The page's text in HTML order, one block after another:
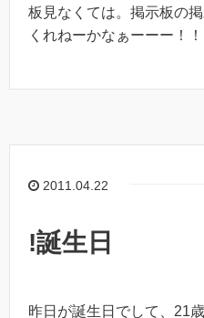
板見なくては。掲示板の
くれねーかなぁーーー！！
2011.04.22
!誕生日
昨日が誕生日でして、21